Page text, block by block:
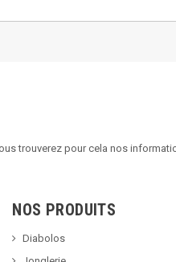
trouverez pour cela nos
NOS PRODUITS
Diabolos